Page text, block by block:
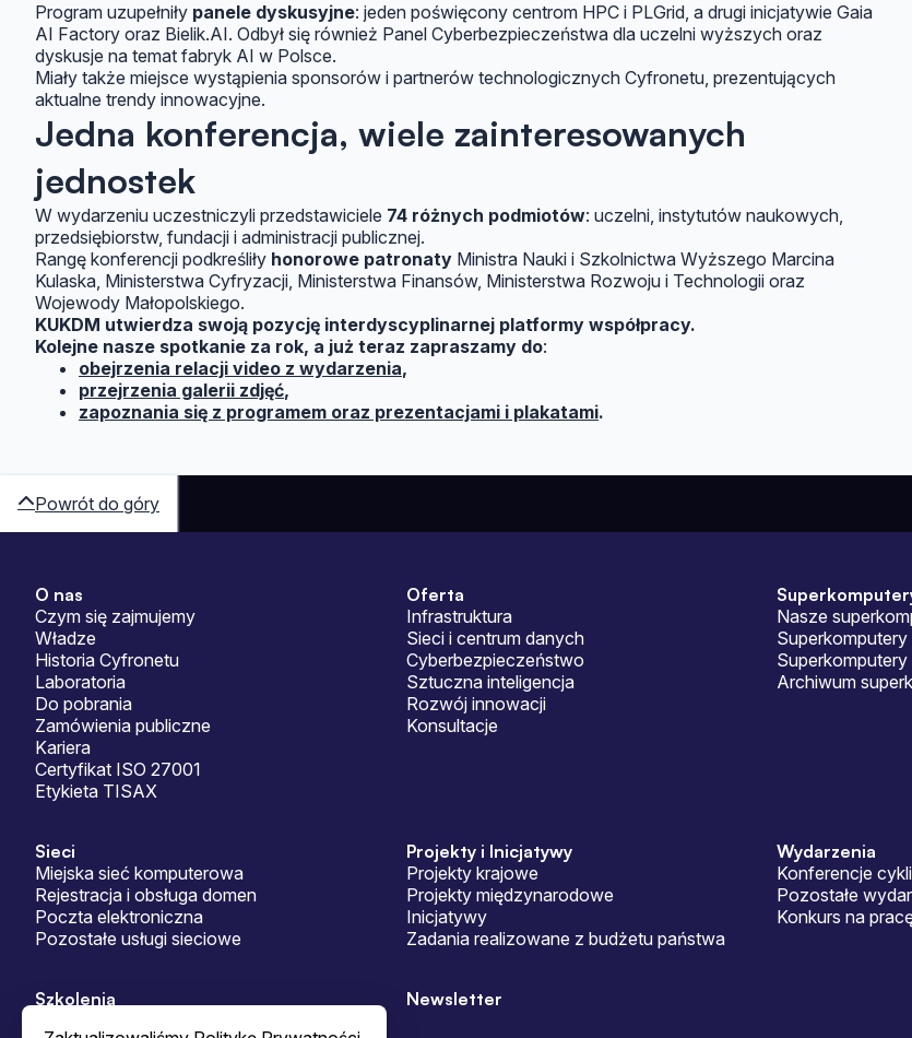
Program uzupełniły panele dyskusyjne: jeden poświęcony centrom HPC i PLGrid, a drugi inicjatywie Gaia
AI Factory oraz Bielik.AI. Odbył się również Panel Cyberbezpieczeństwa dla uczelni wyższych oraz
dyskusje na temat fabryk AI w Polsce.
Miały także miejsce wystąpienia sponsorów i partnerów technologicznych Cyfronetu, prezentujących
aktualne trendy innowacyjne.
Jedna konferencja, wiele zainteresowanych
jednostek
W wydarzeniu uczestniczyli przedstawiciele 74 różnych podmiotów: uczelni, instytutów naukowych,
przedsiębiorstw, fundacji i administracji publicznej.
Rangę konferencji podkreśliły honorowe patronaty Ministra Nauki i Szkolnictwa Wyższego Marcina
Kulaska, Ministerstwa Cyfryzacji, Ministerstwa Finansów, Ministerstwa Rozwoju i Technologii oraz
Wojewody Małopolskiego.
KUKDM utwierdza swoją pozycję interdyscyplinarnej platformy współpracy.
Kolejne nasze spotkanie za rok, a już teraz zapraszamy do:
obejrzenia relacji video z wydarzenia,
przejrzenia galerii zdjęć,
zapoznania się z programem oraz prezentacjami i plakatami.
Powrót do góry
Sitemap
O nas
Czym się zajmujemy
Władze
Historia Cyfronetu
Laboratoria
Do pobrania
Zamówienia publiczne
Kariera
Certyfikat ISO 27001
Etykieta TISAX
Oferta
Infrastruktura
Sieci i centrum danych
Cyberbezpieczeństwo
Sztuczna inteligencja
Rozwój innowacji
Konsultacje
Nasze
Archiwum
Sieci
Miejska sieć komputerowa
Rejestracja i obsługa domen
Poczta elektroniczna
Pozostałe usługi sieciowe
Projekty i Inicjatywy
Projekty krajowe
Projekty międzynarodowe
Inicjatywy
Zadania realizowane z budżetu państwa
Wydarzenia
Konferencje
Pozostałe
Konkurs na
Szkolenia Newsletter